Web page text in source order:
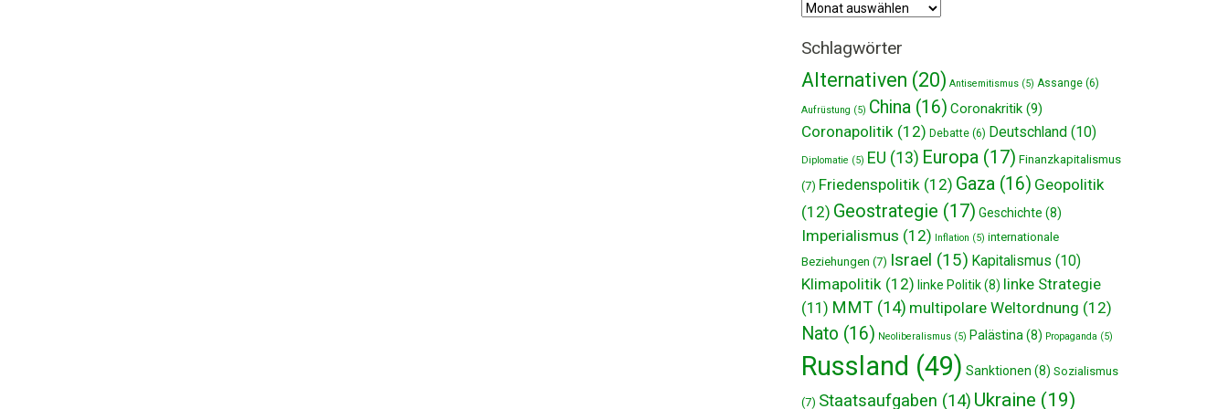
Archiv
Schlagwörter
Alternativen (20) Antisemitismus (5) Assange (6)
Aufrüstung (5) China (16) Coronakritik (9)
Coronapolitik (12) Debatte (6) Deutschland (10)
Diplomatie (5) EU (13) Europa (17) Finanzkapitalismus
(7) Friedenspolitik (12) Gaza (16) Geopolitik
(12) Geostrategie (17) Geschichte (8)
Imperialismus (12) Inflation (5) internationale
Beziehungen (7) Israel (15) Kapitalismus (10)
Klimapolitik (12) linke Politik(8) linke Strategie
(11) MMT (14) multipolare Weltordnung (12)
Nato (16) Neoliberalismus (5) Palästina (8) Propaganda (5)
Russland (49) Sanktionen (8) Sozialismus
(7) Staatsaufgaben (14) Ukraine (19)